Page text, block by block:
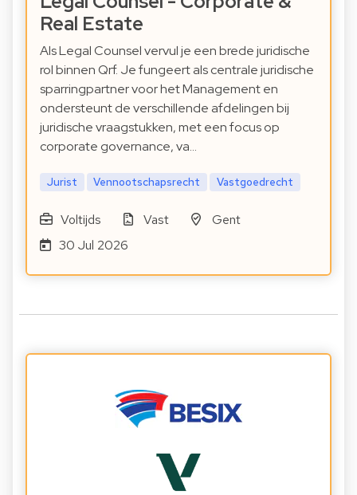
Real Estate
Als Legal Counsel vervul je een brede juridische
rol binnen Qrf. Je fungeert als centrale juridische
sparringpartner voor het Management en
ondersteunt de verschillende afdelingen bij
juridische vraagstukken, met een focus op
corporate governance, va…
Jurist Vennootschapsrecht Vastgoedrecht
Voltijds Vast
Gent
30 Jul 2026